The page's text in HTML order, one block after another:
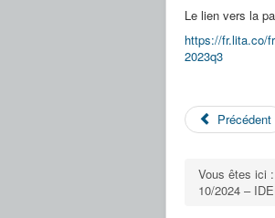
Le lien vers la
https://fr.lita.co/
2023q3
Précédent
Vous êtes ici :
10/2024 –